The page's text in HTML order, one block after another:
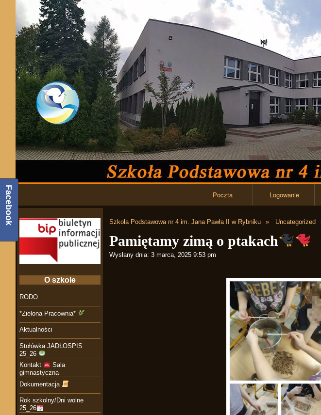
Poczta Logowanie
Szkoła Podstawowa nr 4 im. Jana Pawła II w Rybniku Uncategorized
Pamiętamy zimą o ptakach
Wysłany dnia: 3 marca, 2025 9:53 pm
O szkole
RODO
*Zielona Pracownia*
Aktualności
Stołówka JADŁOSPIS
25_26
Kontakt
Sala
gimnastyczna
Dokumentacja
Rok szkolny/Dni wolne
25_26
Facebook